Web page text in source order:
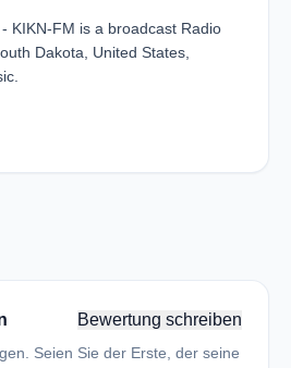
KIKN-FM is a broadcast Radio
Dakota, United States,
Bewertung schreiben
Seien Sie der Erste, der seine